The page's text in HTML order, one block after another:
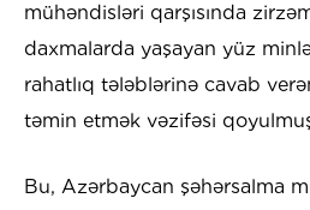
mühəndisləri qarşısında
daxmalarda yaşayan yüz
rahatlıq tələblərinə cavab
təmin etmək vəzifəsi
Bu, Azərbaycan şəhərsalma